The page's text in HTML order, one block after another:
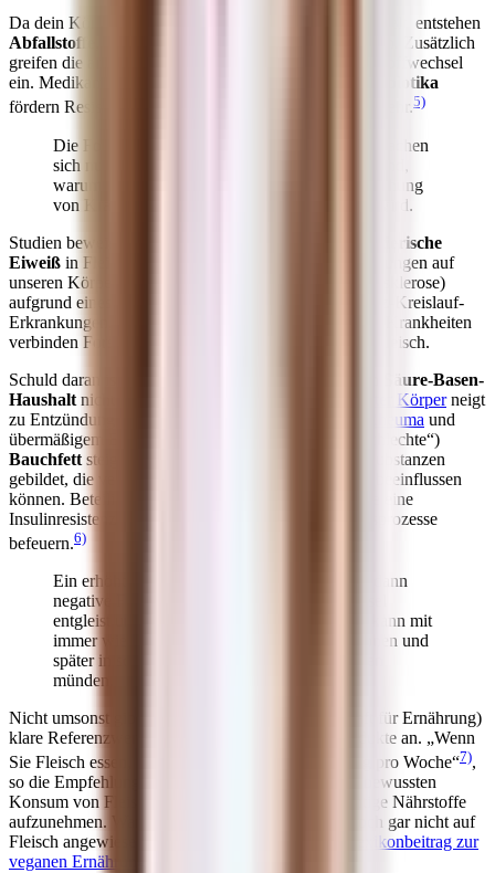
Da dein Körper tierische Produkte sauer verstoffwechselt, entstehen
Abfallstoffe
, die sich in deinem Bindegewebe anlagern. Zusätzlich
greifen die artfremden Hormone der Tiere in deinen Stoffwechsel
ein. Medikamente aus der Massentierhaltung wie
Antibiotika
fördern Resistenzen und dein Körper schaltet auf Abwehr.5)
Die Folgen dieser ständigen Abwehr-Haltung machen
sich nur schleichend bemerkbar. Das ist der Grund,
warum die Ernährung als Ursache für die Entstehung
von Krankheiten oftmals deutlich unterschätzt wird.
Studien beweisen, dass der
tierische
Eiweiß in Fleisch- und Wurstwaren negative Auswirkungen auf
unseren Körper haben. Arterienverkalkungen (Arteriosklerose)
aufgrund eines stark erhöhten LDL-Cholesterins, Herz-Kreislauf-
Erkrankungen, Diabetes und andere schwerwiegende Krankheiten
verbinden Forscher mit einem erhöhten Verzehr von Fleisch.
Schuld daran ist ein übersäuerter Organismus, dessen
Säure-Basen-
Haushalt nicht mehr ausgeglichen ist. Ein übersäuerter Körperneigt
zu Entzündungen, chronischen Schmerzen wie bei
Rheuma und
übermäßigem Bauchfett. Vor allem das viszerale („schlechte“)
Bauchfett steigt an. In diesem Fettgewebe werden Substanzen
gebildet, die verschiedene Prozesse im Stoffwechsel beeinflussen
können. Beteiligt sind unter anderem Botenstoffe, die eine
Insulinresistenz fördern und chronische Entzündungsprozesse
befeuern.6)
Ein erhöhter Insulinspiegel und Diabetes sind dann
negative Folgeerscheinungen. Der Stoffwechsel
entgleist und ist anfällig für Infektionen. Dies kann mit
immer wieder auftretenden Erkältungen beginnen und
später in schwer zu behandelnde Erkrankungen
münden.
Nicht umsonst gibt die
(Deutsche Gesellschaft für Ernährung)
klare Referenzwerte für den Verzehr tierischer Produkte an. „Wenn
Sie Fleisch essen, dann nicht mehr als 300 bis 600 g pro Woche“7),
so die Empfehlung. Gleichzeitig sieht die DGE im bewussten
Konsum von Fleisch eine Möglichkeit, lebenswichtige Nährstoffe
aufzunehmen. Warum wir für diese Nährstoffe jedoch gar nicht auf
Fleisch angewiesen sind, erfährst du in unserem
Lexikonbeitrag zur
veganen Ernährung